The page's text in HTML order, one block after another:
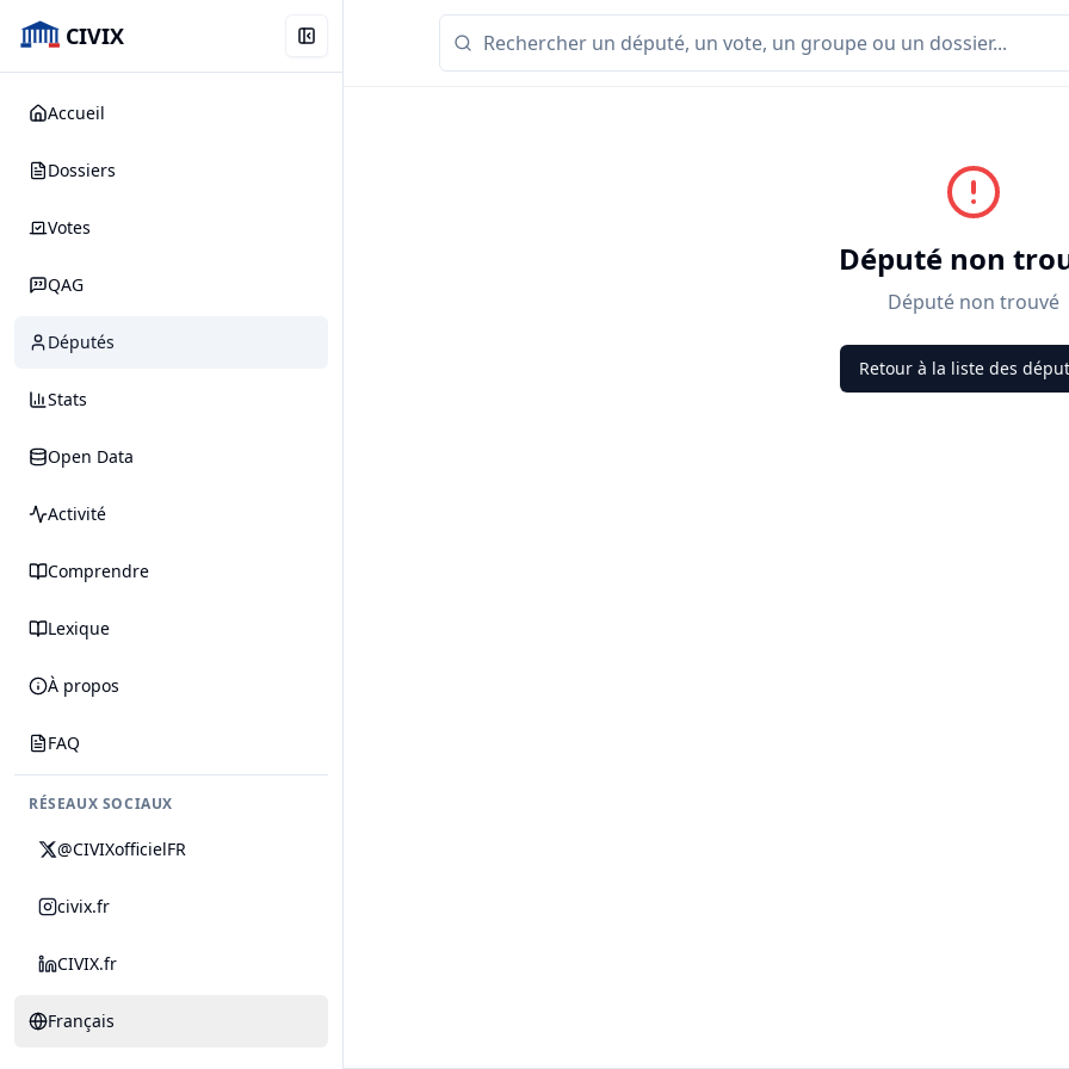
CIVIX
Accueil
Dossiers
Votes
QAG
Députés
Stats
Open Data
Activité
Comprendre
Lexique
À propos
FAQ
RÉSEAUX SOCIAUX
@CIVIXofficielFR
civix.fr
CIVIX.fr
Français
Député non
Député non trouvé
Retour à la liste des